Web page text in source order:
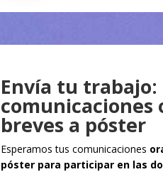
Envía tu trabajo:
comunicaciones
breves a póster
Esperamos tus comunicaciones
póster para participar en las